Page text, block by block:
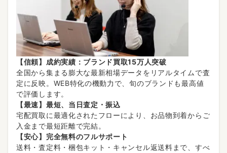
【信頼】成約実績：ブランド買取15万人突破
全国から集まる膨大な最新相場データをリアルタイムで査
定に反映。WEB特化の機動力で、旬のブランドも最高値
で評価します。
【最速】最短、当日査定・振込
宅配買取に最適化されたフローにより、お品物到着からご
入金まで最短距離で完結。
【安心】完全無料のフルサポート
送料・査定料・梱包キット・キャンセル返送料まで、すべ